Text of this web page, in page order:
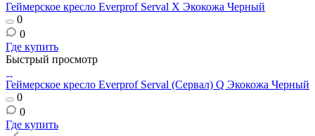
Геймерское кресло Everprof Serval X Экокожа Черный
0
0
Где купить
Быстрый просмотр
Геймерское кресло Everprof Serval (Сервал) Q Экокожа Черный
0
0
Где купить